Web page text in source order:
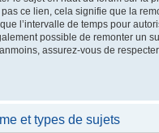
ce lien, cela signifie que la
l’intervalle de temps pour
possible de remonter un
assurez-vous de
et types de sujets